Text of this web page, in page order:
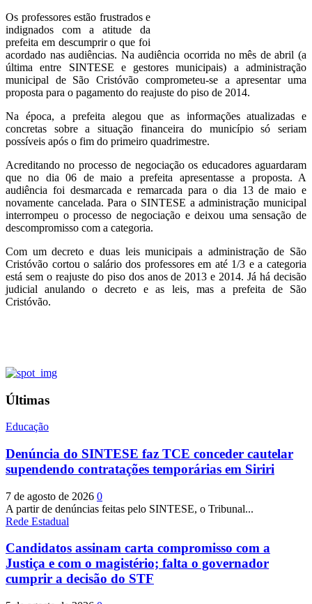
Os professores estão frustrados e
indignados com a atitude da
prefeita em descumprir o que foi
acordado nas audiências. Na audiência ocorrida no mês de abril (a
última entre SINTESE e gestores municipais) a administração
municipal de São Cristóvão comprometeu-se a apresentar uma
proposta para o pagamento do reajuste do piso de 2014.
Na época, a prefeita alegou que as informações atualizadas e
concretas sobre a situação financeira do município só seriam
possíveis após o fim do primeiro quadrimestre.
Acreditando no processo de negociação os educadores aguardaram
que no dia 06 de maio a prefeita apresentasse a proposta. A
audiência foi desmarcada e remarcada para o dia 13 de maio e
novamente cancelada. Para o SINTESE a administração municipal
interrompeu o processo de negociação e deixou uma sensação de
descompromisso com a categoria.
Com um decreto e duas leis municipais a administração de São
Cristóvão cortou o salário dos professores em até 1/3 e a categoria
está sem o reajuste do piso dos anos de 2013 e 2014. Já há decisão
judicial anulando o decreto e as leis, mas a prefeita de São
Cristóvão.
Últimas
Educação
Denúncia do SINTESE faz TCE conceder cautelar
supendendo contratações temporárias em Siriri
7 de agosto de 2026 0
A partir de denúncias feitas pelo SINTESE, o Tribunal...
Rede Estadual
Candidatos assinam carta compromisso com a
Justiça e com o magistério; falta o governador
cumprir a decisão do STF